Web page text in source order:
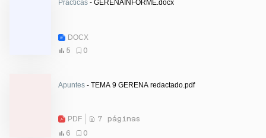
Prácticas - GERENAINFORME.docx
DOCX
5
0
Apuntes - TEMA 9 GERENA redactado.pdf
PDF
7 páginas
6
0